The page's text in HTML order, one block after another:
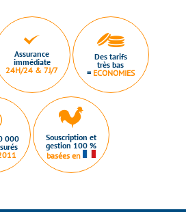
Assurance
immédiate
24H/24 & 7J/7
Des tarifs
très bas
= ECONOMIES
000
Souscription et
gestion 100 %
basées en